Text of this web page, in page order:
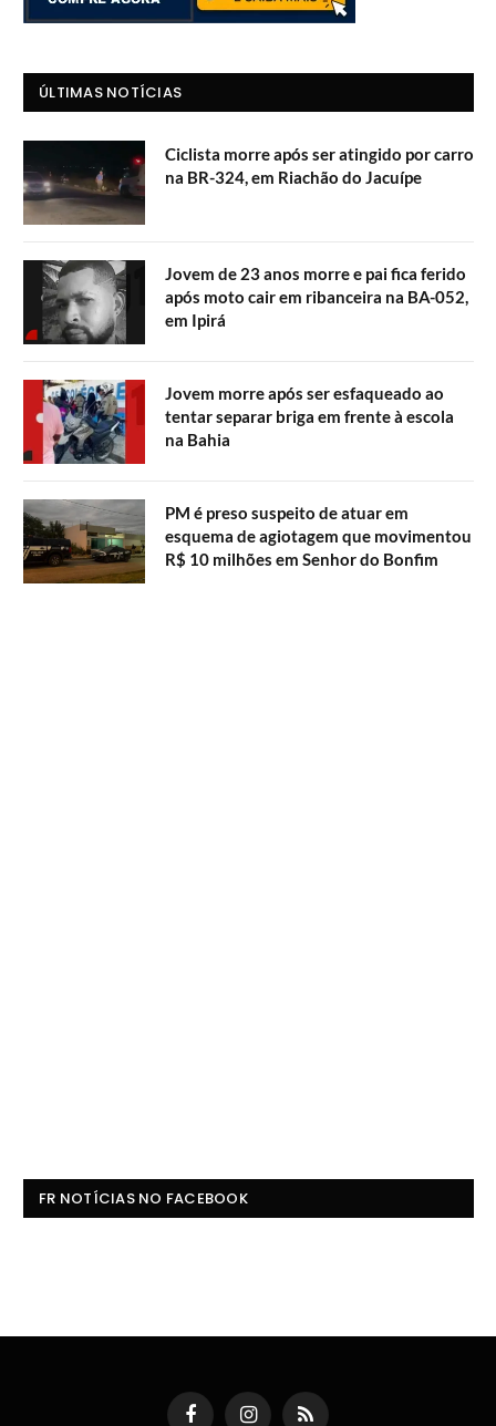
ÚLTIMAS NOTÍCIAS
Ciclista morre após ser atingido por carro
na BR-324, em Riachão do Jacuípe
Jovem de 23 anos morre e pai fica ferido
após moto cair em ribanceira na BA-052,
em Ipirá
Jovem morre após ser esfaqueado ao
tentar separar briga em frente à escola
na Bahia
PM é preso suspeito de atuar em
esquema de agiotagem que movimentou
R$ 10 milhões em Senhor do Bonfim
FR NOTÍCIAS NO FACEBOOK